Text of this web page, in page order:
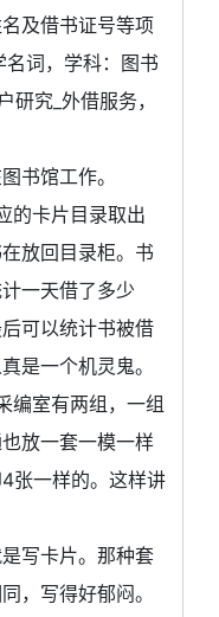
及借书证号等项
名词，学科：图书
研究_外借服务，
书馆工作。
的卡片目录取出
放回目录柜。书
一天借了多少
可以统计书被借
是一个机灵鬼。
编室有两组，一组
放一套一模一样
张一样的。这样讲
写卡片。那种套
，写得好郁闷。